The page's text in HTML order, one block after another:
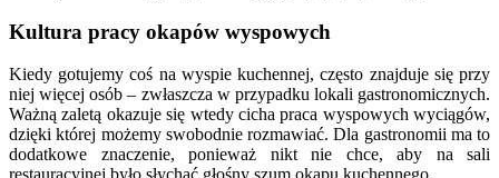
Kultura pracy okapów wyspowych
Kiedy gotujemy coś na wyspie kuchennej, często znajduje się przy
niej więcej osób – zwłaszcza w przypadku lokali gastronomicznych.
Ważną zaletą okazuje się wtedy cicha praca wyspowych wyciągów,
dzięki której możemy swobodnie rozmawiać. Dla gastronomii ma to
dodatkowe znaczenie, ponieważ nikt nie chce, aby na sali